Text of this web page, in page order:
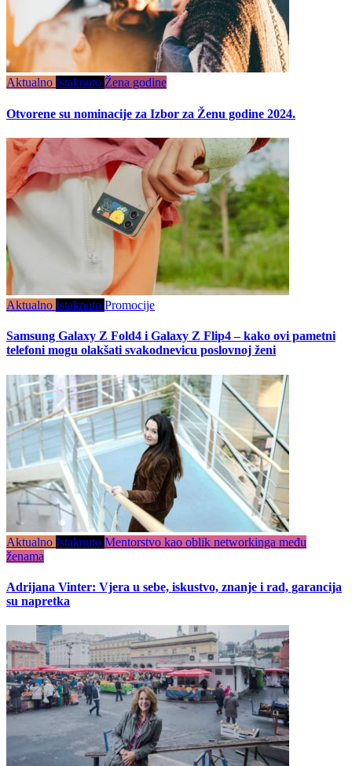
Aktualno Istaknuto Žena godine
Otvorene su nominacije za Izbor za Ženu godine 2024.
Aktualno Istaknuto Promocije
Samsung Galaxy Z Fold4 i Galaxy Z Flip4 – kako ovi pametni
telefoni mogu olakšati svakodnevicu poslovnoj ženi
Aktualno Istaknuto Mentorstvo kao oblik networkinga među
ženama
Adrijana Vinter: Vjera u sebe, iskustvo, znanje i rad, garancija
su napretka